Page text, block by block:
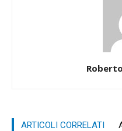
ARTICOLI CORRELATI